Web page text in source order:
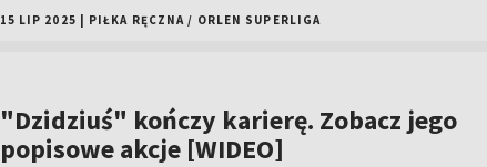
15 LIP 2025 PIŁKA RĘCZNA / ORLEN SUPERLIGA
"Dzidziuś" kończy karierę. Zobacz jego
popisowe akcje [WIDEO]